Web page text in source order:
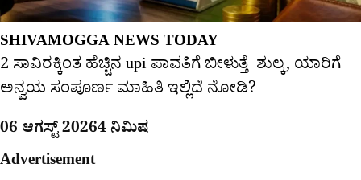
SHIVAMOGGA NEWS TODAY
2 ಸಾವಿರಕ್ಕಿಂತ ಹೆಚ್ಚಿನ upi ಪಾವತಿಗೆ ಬೀಳುತ್ತೆ ಶುಲ್ಕ, ಯಾರಿಗೆ
ಅನ್ವಯ ಸಂಪೂರ್ಣ ಮಾಹಿತಿ ಇಲ್ಲಿದೆ ನೋಡಿ?
06 ಆಗಸ್ಟ್ 20264 ನಿಮಿಷ
Advertisement